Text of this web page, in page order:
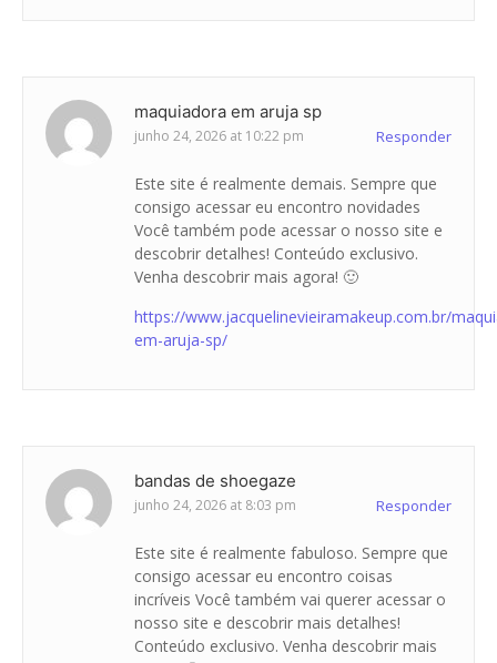
maquiadora em aruja sp
junho 24, 2026 at 10:22 pm Responder
Este site é realmente demais. Sempre que
consigo acessar eu encontro novidades
Você também pode acessar o nosso site e
descobrir detalhes! Conteúdo exclusivo.
Venha descobrir mais agora! 🙂
https://www.jacquelinevieiramakeup.com.br/
em-aruja-sp/
bandas de shoegaze
junho 24, 2026 at 8:03 pm Responder
Este site é realmente fabuloso. Sempre que
consigo acessar eu encontro coisas
incríveis Você também vai querer acessar o
nosso site e descobrir mais detalhes!
Conteúdo exclusivo. Venha descobrir mais